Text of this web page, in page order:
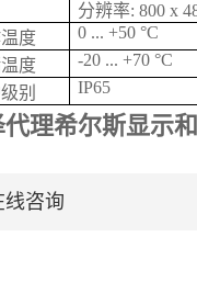
分辨率: 800 x
度
0 ... +50 °C
度
-20 ... +70 °C
别
IP65
代理希尔斯显示
线咨询